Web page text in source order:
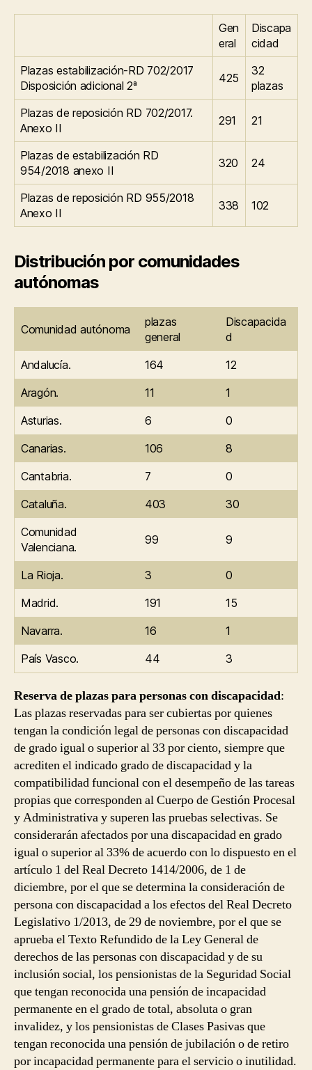
Gen
eral
Discapa
cidad
Plazas estabilización-RD 702/2017
Disposición adicional 2ª
425
32
plazas
Plazas de reposición RD 702/2017.
Anexo II
291 21
Plazas de estabilización RD
954/2018 anexo II
320 24
Plazas de reposición RD 955/2018
Anexo II
338 102
Distribución por comunidades
autónomas
Comunidad autónoma
plazas
general
Discapacida
d
Andalucía.
164
12
Aragón.
11
1
Asturias.
6
0
Canarias.
106
8
Cantabria.
7
0
Cataluña.
403
30
Comunidad
Valenciana.
99 9
La Rioja. 3
0
Madrid.
191
15
Navarra.
16
1
País Vasco.
44 3
Reserva de plazas para personas con discapacidad:
Las plazas reservadas para ser cubiertas por quienes
tengan la condición legal de personas con discapacidad
de grado igual o superior al 33 por ciento, siempre que
acrediten el indicado grado de discapacidad y la
compatibilidad funcional con el desempeño de las tareas
propias que corresponden al Cuerpo de Gestión Procesal
y Administrativa y superen las pruebas selectivas. Se
considerarán afectados por una discapacidad en grado
igual o superior al 33% de acuerdo con lo dispuesto en el
artículo 1 del Real Decreto 1414/2006, de 1 de
diciembre, por el que se determina la consideración de
persona con discapacidad a los efectos del Real Decreto
Legislativo 1/2013, de 29 de noviembre, por el que se
aprueba el Texto Refundido de la Ley General de
derechos de las personas con discapacidad y de su
inclusión social, los pensionistas de la Seguridad Social
que tengan reconocida una pensión de incapacidad
permanente en el grado de total, absoluta o gran
invalidez, y los pensionistas de Clases Pasivas que
tengan reconocida una pensión de jubilación o de retiro
por incapacidad permanente para el servicio o inutilidad.